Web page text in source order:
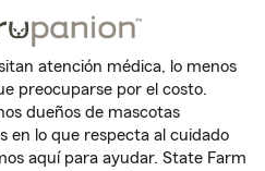
atención médica, lo menos
preocuparse por el costo.
dueños de mascotas
en lo que respecta al cuidado
aquí para ayudar. State Farm